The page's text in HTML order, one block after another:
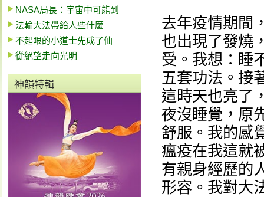
NASA局長：宇宙中可能到
法輪大法帶給人些什麼
不起眼的小道士先成了仙
從絕望走向光明
神韻特輯
去年疫情期間
也出現了發燒
受。我想：睡
五套功法。接
這時天也亮了
夜沒睡覺，原
舒服。我的感
瘟疫在我這就
有親身經歷的
形容。我對大